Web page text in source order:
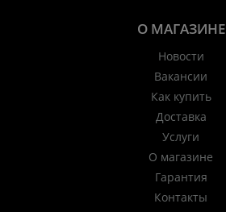
О МАГАЗИНЕ
Новости
Вакансии
Как купить
Доставка
Услуги
О магазине
Гарантия
Контакты